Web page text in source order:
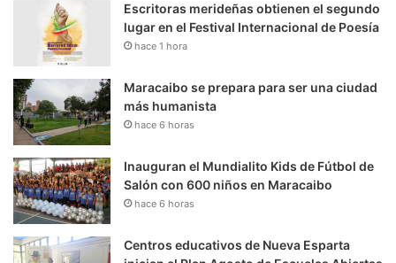
Escritoras merideñas obtienen el segundo
lugar en el Festival Internacional de Poesía
hace 1 hora
Maracaibo se prepara para ser una ciudad
más humanista
hace 6 horas
Inauguran el Mundialito Kids de Fútbol de
Salón con 600 niños en Maracaibo
hace 6 horas
Centros educativos de Nueva Esparta